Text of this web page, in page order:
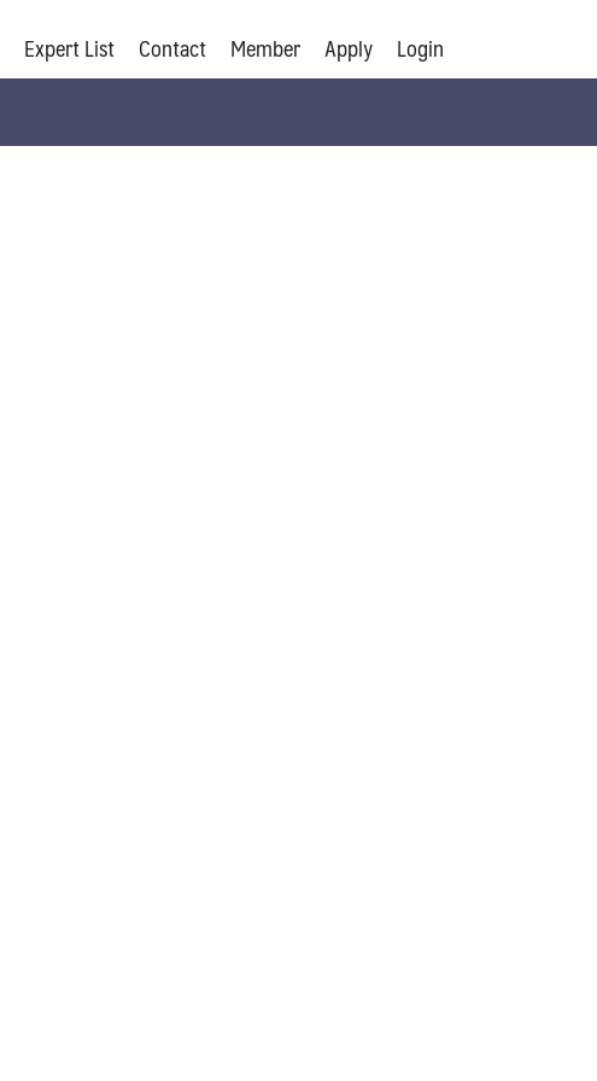
Expert List Contact Member Apply Login